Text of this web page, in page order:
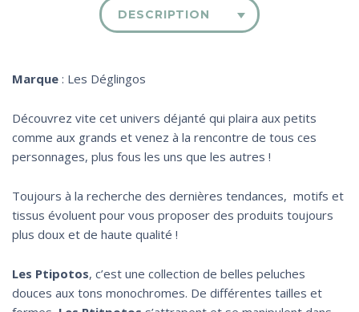
DESCRIPTION
Marque : Les Déglingos
Découvrez vite cet univers déjanté qui plaira aux petits
comme aux grands et venez à la rencontre de tous ces
personnages, plus fous les uns que les autres !
Toujours à la recherche des dernières tendances, motifs et
tissus évoluent pour vous proposer des produits toujours
plus doux et de haute qualité !
Les Ptipotos, c’est une collection de belles peluches
douces aux tons monochromes. De différentes tailles et